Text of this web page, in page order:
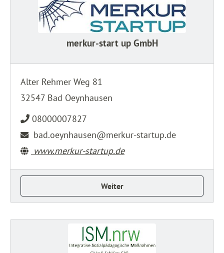
merkur-start up GmbH
Alter Rehmer Weg 81
32547 Bad Oeynhausen
08000007827
bad.oeynhausen@merkur-startup.de
www.merkur-startup.de
Weiter